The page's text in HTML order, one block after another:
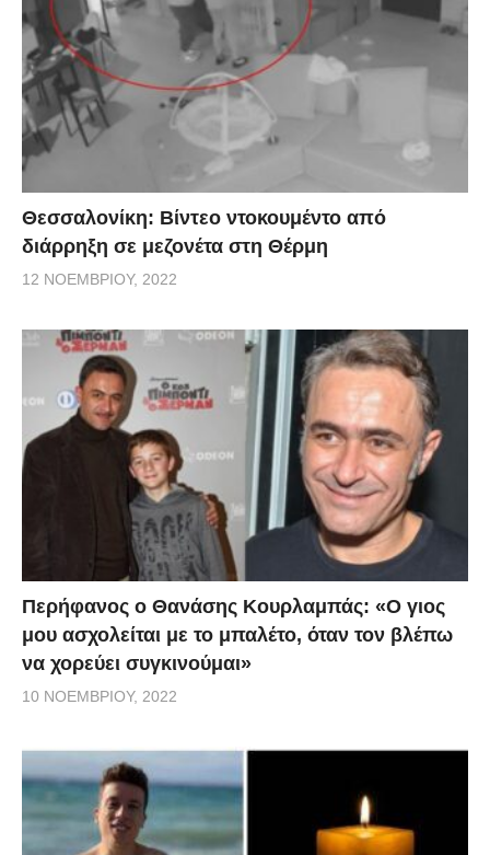
Θεσσαλονίκη: Βίντεο ντοκουμέντο από
διάρρηξη σε μεζονέτα στη Θέρμη
12 ΝΟΕΜΒΡΊΟΥ, 2022
Περήφανος ο Θανάσης Κουρλαμπάς: «Ο γιος
μου ασχολείται με το μπαλέτο, όταν τον βλέπω
να χορεύει συγκινούμαι»
10 ΝΟΕΜΒΡΊΟΥ, 2022